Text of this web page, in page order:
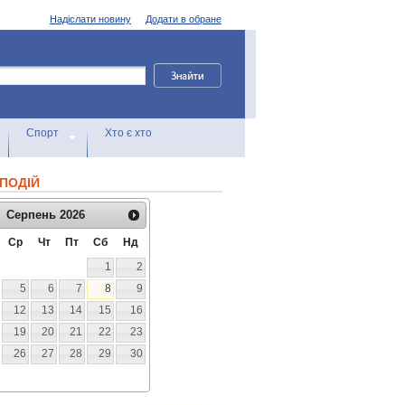
Додати в обране
Надіслати новину
Спорт Хто є хто
Серпень 2026
Ср Чт Пт Сб
Нд
1
2
5 6 7 8
9
12 13 14 15
16
19 20 21 22
23
26 27 28 29
30